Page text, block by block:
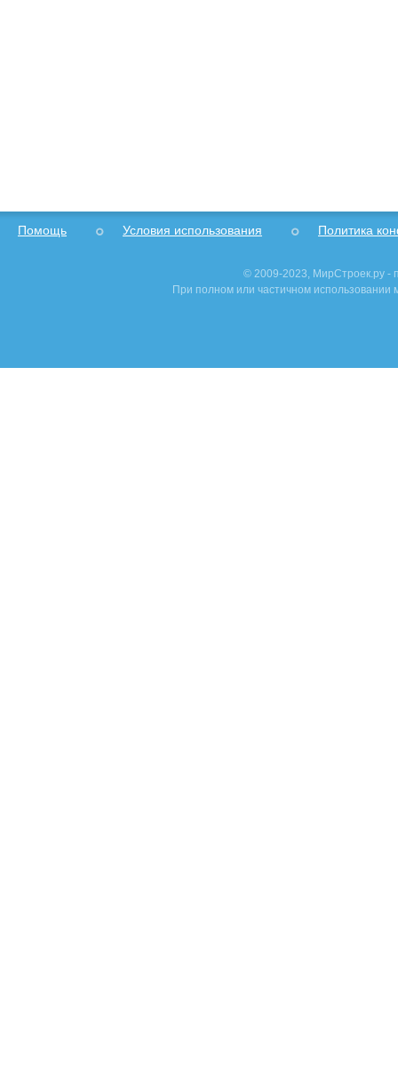
Помощь Условия использования Политика
© 2009-2023, МирСтроек.ру -
При полном или частичном использовании